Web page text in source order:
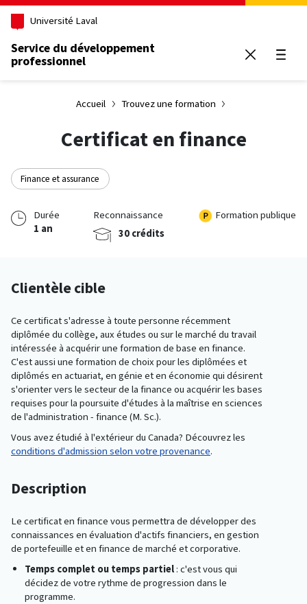
Aller au contenu principal
Université Laval
Service du développement
professionnel
Accueil Trouvez une formation
Certificat en finance
Finance et assurance
Durée
1 an
Reconnaissance
30 crédits
Formation publique
Clientèle cible
Ce certificat s'adresse à toute personne récemment
diplômée du collège, aux études ou sur le marché du travail
intéressée à acquérir une formation de base en finance.
C'est aussi une formation de choix pour les diplômées et
diplômés en actuariat, en génie et en économie qui désirent
s'orienter vers le secteur de la finance ou acquérir les bases
requises pour la poursuite d'études à la maîtrise en sciences
de l'administration - finance (M. Sc.).
Vous avez étudié à l'extérieur du Canada? Découvrez les
conditions d'admission selon votre provenance.
Description
Le certificat en finance vous permettra de développer des
connaissances en évaluation d'actifs financiers, en gestion
de portefeuille et en finance de marché et corporative.
Temps complet ou temps partiel : c'est vous qui
décidez de votre rythme de progression dans le
programme.